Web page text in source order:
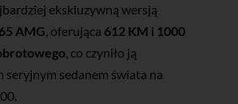
ekskluzywną wersją
AMG , oferująca 612 KM i 1000
, co czyniło ją
seryjnym sedanem świata na